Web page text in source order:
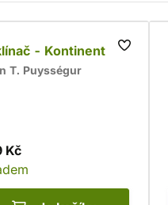
- Kontinent
T. Puysségur
Kč